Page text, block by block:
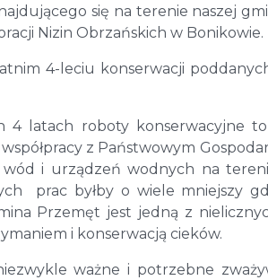
się na terenie naszej
Nizin Obrzańskich w Bonikowie.
4-leciu konserwacji
4 latach roboty konserwacyjne
z Państwowym
i urządzeń wodnych na
prac byłby o wiele mniejszy
Przemęt jest jedną z
i konserwacją cieków.
ważne i potrzebne